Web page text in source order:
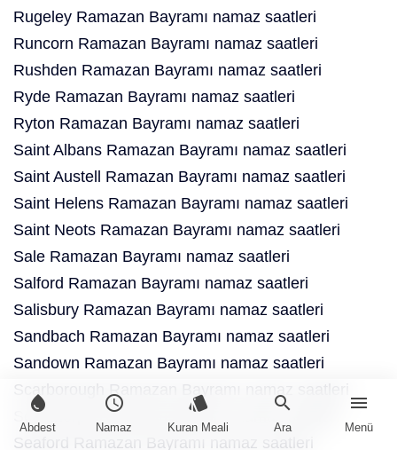
water_drop
Abdest
schedule
Namaz
style
Kuran Meali
search
Ara
menu
Menü
Rugeley Ramazan Bayramı namaz saatleri
Runcorn Ramazan Bayramı namaz saatleri
Rushden Ramazan Bayramı namaz saatleri
Ryde Ramazan Bayramı namaz saatleri
Ryton Ramazan Bayramı namaz saatleri
Saint Albans Ramazan Bayramı namaz saatleri
Saint Austell Ramazan Bayramı namaz saatleri
Saint Helens Ramazan Bayramı namaz saatleri
Saint Neots Ramazan Bayramı namaz saatleri
Sale Ramazan Bayramı namaz saatleri
Salford Ramazan Bayramı namaz saatleri
Salisbury Ramazan Bayramı namaz saatleri
Sandbach Ramazan Bayramı namaz saatleri
Sandown Ramazan Bayramı namaz saatleri
Scarborough Ramazan Bayramı namaz saatleri
Scunthorpe Ramazan Bayramı namaz saatleri
Seaford Ramazan Bayramı namaz saatleri